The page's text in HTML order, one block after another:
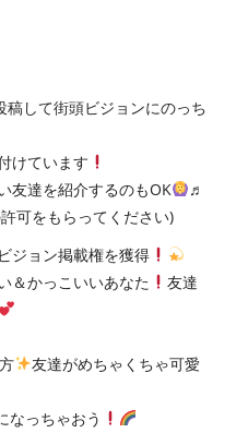
して街頭ビジョンにのっち
けています
友達を紹介するのもOK
♬
可をもらってください)
ジョン掲載権を獲得
＆かっこいいあなた
友達
友達がめちゃくちゃ可愛
なっちゃおう